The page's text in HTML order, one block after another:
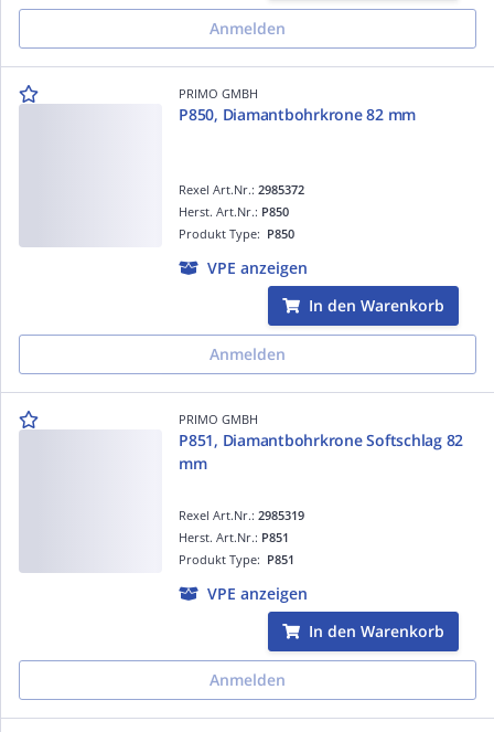
Anmelden
PRIMO GMBH
P850, Diamantbohrkrone 82 mm
Rexel Art.Nr.: 2985372
Produkt Type: P850
Herst. Art.Nr.: P850
VPE anzeigen
In den Warenkorb
Anmelden
PRIMO GMBH
P851, Diamantbohrkrone Softschlag 82
mm
Rexel Art.Nr.: 2985319
Produkt Type: P851
Herst. Art.Nr.: P851
VPE anzeigen
In den Warenkorb
Anmelden